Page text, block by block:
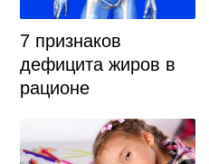
7 признаков
дефицита жиров в
рационе